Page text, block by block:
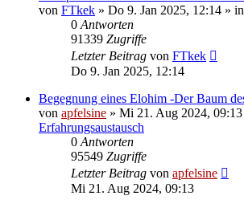
von FTkek » Do 9. Jan 2025, 12:14 » in
0Antworten
91339 Zugriffe
Letzter Beitrag von FTkek
Do 9. Jan 2025, 12:14
Begegnung eines Elohim -Der Baum
von apfelsine » Mi 21. Aug 2024,
Erfahrungsaustausch
0Antworten
95549 Zugriffe
Letzter Beitrag von apfelsine
Mi 21. Aug 2024, 09:13